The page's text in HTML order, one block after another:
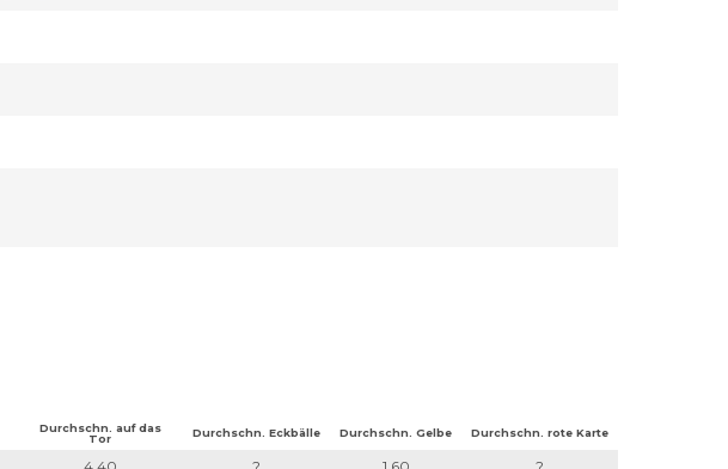
Durchschn. auf das
Tor
Durchschn. Eckbälle Durchschn. Gelbe Durchschn. rote Karte